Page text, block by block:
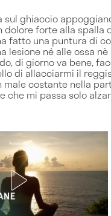
sul ghiaccio
forte alla spalla
fatto una puntura di
lesione né alle ossa
di giorno va bene,
di allacciarmi il
costante nella
mi passa solo